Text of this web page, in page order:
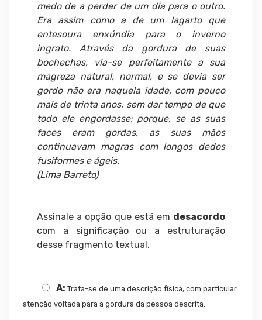
medo de a perder de um dia para o outro.
Era assim como a de um lagarto que
entesoura enxúndia para o inverno
ingrato. Através da gordura de suas
bochechas, via-se perfeitamente a sua
magreza natural, normal, e se devia ser
gordo não era naquela idade, com pouco
mais de trinta anos, sem dar tempo de que
todo ele engordasse; porque, se as suas
faces eram gordas, as suas mãos
continuavam magras com longos dedos
fusiformes e ágeis.
(Lima Barreto)
Assinale a opção que está em desacordo
com a significação ou a estruturação
desse fragmento textual.
A: Trata-se de uma descrição física, com particular
atenção voltada para a gordura da pessoa descrita.